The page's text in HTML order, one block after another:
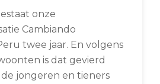
onze
Cambiando
twee jaar. En volgens
is dat gevierd
jongeren en tieners